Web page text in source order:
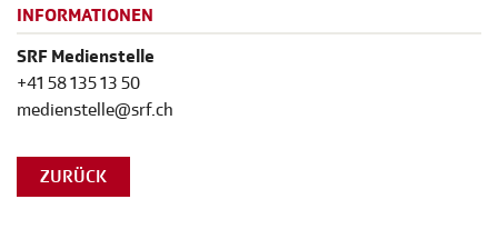
INFORMATIONEN
SRF Medienstelle
+41 58 135 13 50
medienstelle@srf.ch
ZURÜCK